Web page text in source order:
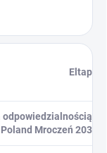
Eltap
odpowiedzialnością
Mroczeń 203